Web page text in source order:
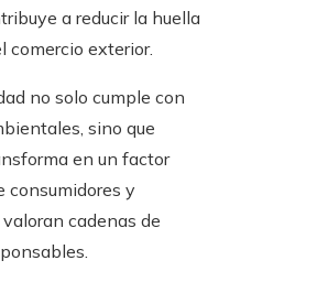
a reducir la huella
comercio exterior.
no solo cumple con
sino que
en un factor
y
cadenas de